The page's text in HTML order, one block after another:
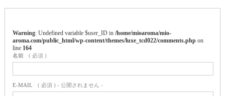
Warning : Undefined variable $user_ID in /home/mioaroma/mio-
aroma.com/public_html/wp-content/themes/luxe_tcd022/comments.phpon
line 164
名前 ( 必須 )
E-MAIL ( 必須 ) - 公開されません -